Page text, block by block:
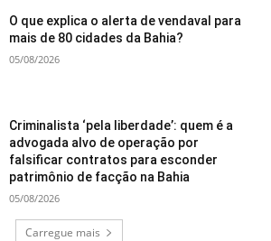
O que explica o alerta de vendaval para
mais de 80 cidades da Bahia?
05/08/2026
Criminalista ‘pela liberdade’: quem é a
advogada alvo de operação por
falsificar contratos para esconder
patrimônio de facção na Bahia
05/08/2026
Carregue mais